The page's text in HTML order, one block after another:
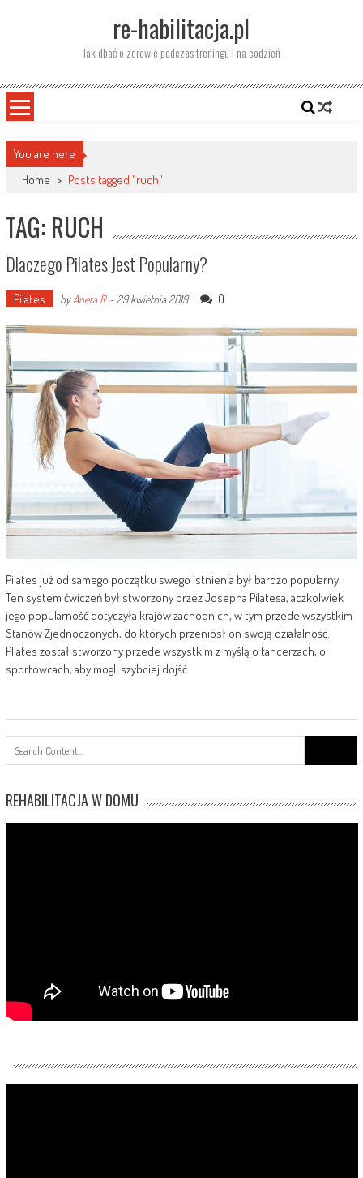
re-habilitacja.pl
Jak dbać o zdrowie podczas treningu i na codzień
You are here
Home > Posts tagged "ruch"
TAG: RUCH
Dlaczego Pilates Jest Popularny?
Pilates byAneta R.- 29 kwietnia 2019 0
Pilates już od samego początku swego istnienia był bardzo popularny.
Ten system ćwiczeń był stworzony przez Josepha Pilatesa, aczkolwiek
jego popularność dotyczyła krajów zachodnich, w tym przede wszystkim
Stanów Zjednoczonych, do których przeniósł on swoją działalność.
PIlates został stworzony przede wszystkim z myślą o tancerzach, o
sportowcach, aby mogli szybciej dojść
for:
REHABILITACJA W DOMU